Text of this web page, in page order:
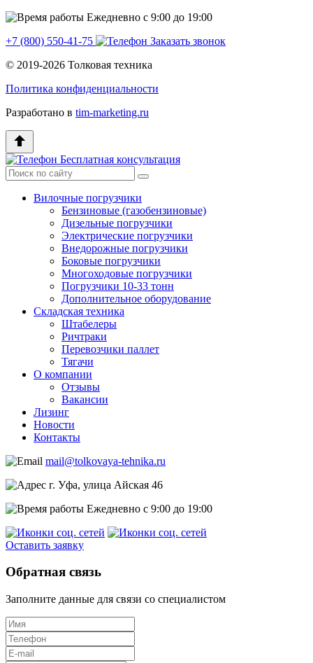
Ежедневно с 9:00 до 19:00
+7 (800) 550‑41‑75
Заказать звонок
© 2019-2026 Толковая техника
Политика конфиденциальности
Разработано в tim-marketing.ru
Бесплатная консультация
Вилочные погрузчики
Бензиновые (газобензиновые)
Дизельные погрузчики
Электрические погрузчики
Внедорожные погрузчики
Боковые погрузчики
Многоходовые погрузчики
Погрузчики 10-33 тонн
Дополнительное оборудование
Складская техника
Штабелеры
Ричтраки
Перевозчики паллет
Тягачи
О компании
Отзывы
Вакансии
Лизинг
Новости
Контакты
mail@tolkovaya-tehnika.ru
г. Уфа, улица Айская 46
Ежедневно с 9:00 до 19:00
Оставить заявку
Обратная связь
Заполните данные для связи со специалистом